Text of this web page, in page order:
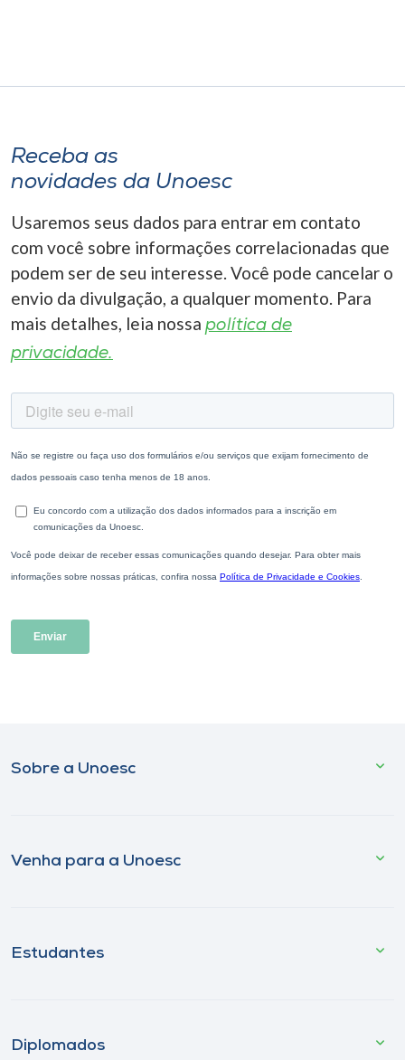
Receba as
novidades da Unoesc
Usaremos seus dados para entrar em contato
com você sobre informações correlacionadas que
podem ser de seu interesse. Você pode cancelar o
envio da divulgação, a qualquer momento. Para
mais detalhes, leia nossa política de
privacidade.
Sobre a Unoesc
Venha para a Unoesc
Estudantes
Diplomados